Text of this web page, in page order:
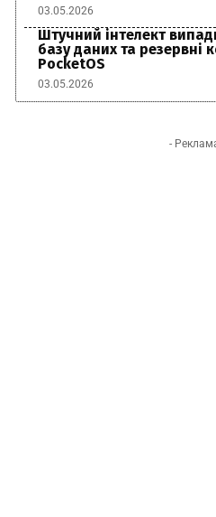
03.05.2026
Штучний інтелект
базу даних та резервні
PocketOS
03.05.2026
-